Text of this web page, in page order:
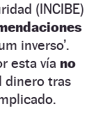
(INCIBE)
inverso’.
esta vía no
dinero tras